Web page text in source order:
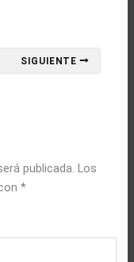
SIGUIENTE
publicada. Los
*